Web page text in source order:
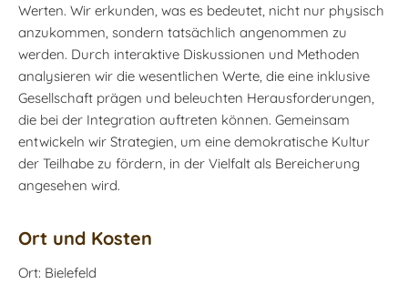
Werten. Wir erkunden, was es bedeutet, nicht nur physisch
anzukommen, sondern tatsächlich angenommen zu
werden. Durch interaktive Diskussionen und Methoden
analysieren wir die wesentlichen Werte, die eine inklusive
Gesellschaft prägen und beleuchten Herausforderungen,
die bei der Integration auftreten können. Gemeinsam
entwickeln wir Strategien, um eine demokratische Kultur
der Teilhabe zu fördern, in der Vielfalt als Bereicherung
angesehen wird.
Ort und Kosten
Ort: Bielefeld